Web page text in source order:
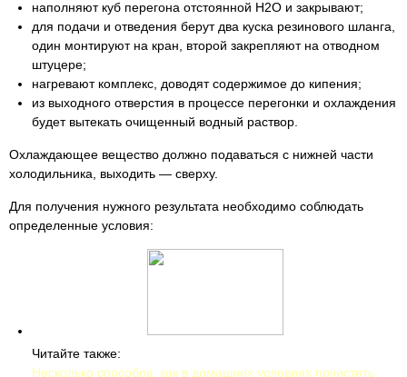
наполняют куб перегона отстоянной H2O и закрывают;
для подачи и отведения берут два куска резинового шланга,
один монтируют на кран, второй закрепляют на отводном
штуцере;
нагревают комплекс, доводят содержимое до кипения;
из выходного отверстия в процессе перегонки и охлаждения
будет вытекать очищенный водный раствор.
Охлаждающее вещество должно подаваться с нижней части
холодильника, выходить — сверху.
Для получения нужного результата необходимо соблюдать
определенные условия:
Читайте также:
Несколько способов, как в домашних условиях почистить